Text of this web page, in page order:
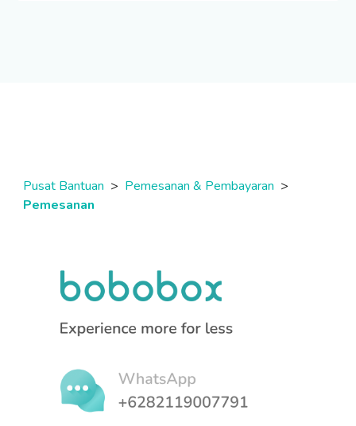
Pusat Bantuan > Pemesanan & Pembayaran >
Pemesanan